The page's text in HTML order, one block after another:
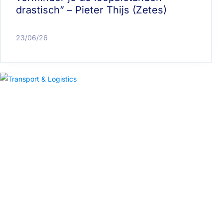
drastisch” – Pieter Thijs (Zetes)
23/06/26